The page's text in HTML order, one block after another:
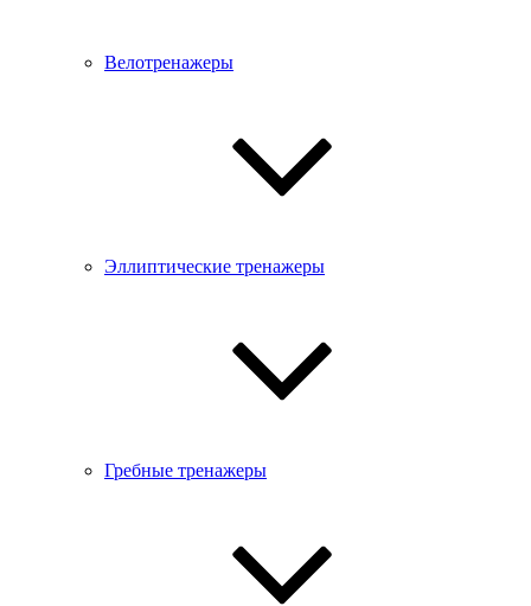
Велотренажеры
Эллиптические тренажеры
Гребные тренажеры